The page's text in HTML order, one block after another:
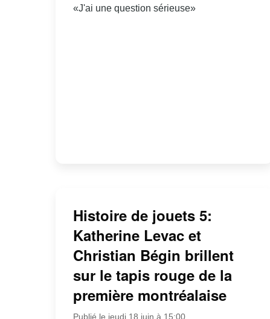
«J'ai une question sérieuse»
Histoire de jouets 5:
Katherine Levac et
Christian Bégin brillent
sur le tapis rouge de la
première montréalaise
Publié le jeudi 18 juin à 15:00